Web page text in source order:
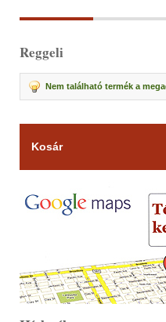
Reggeli
Nem található termék a
Kosár